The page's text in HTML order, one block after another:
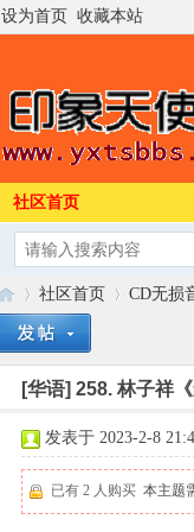
设为首页 收藏本站
社区首页
»
社区首页
›
CD无损
[华语] 258. 林子祥
发表于 2023-2-8
已有 2 人购买 本主题